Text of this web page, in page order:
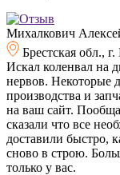
Михалкович
Брестская обл., г.
Искал коленвал на
нервов. Некоторые
производства и
на ваш сайт.
сказали что все
доставили быстро,
сново в строю.
только у вас.